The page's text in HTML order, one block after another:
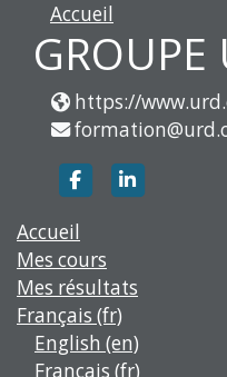
Accueil
GROUPE
https://
https://
Accueil
Mes cours
Mes résultats
Français ‎(fr)‎
English ‎(en)‎
Français ‎(fr)‎